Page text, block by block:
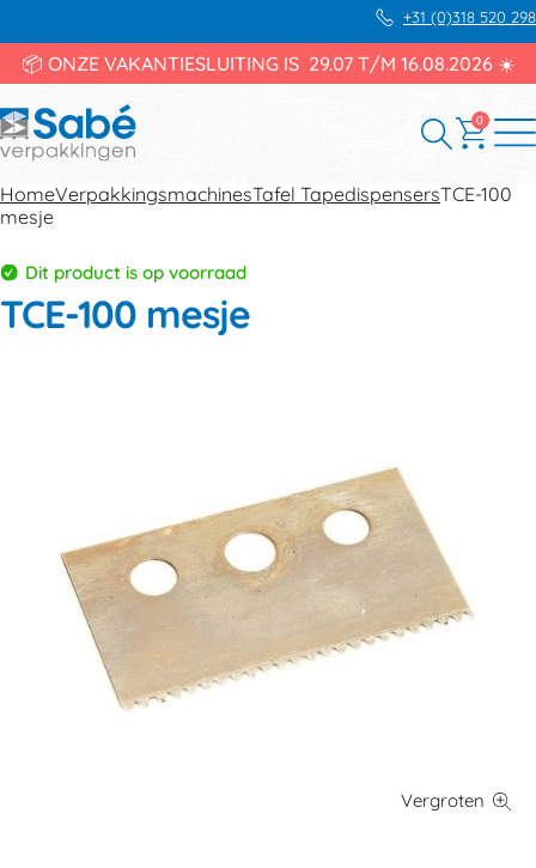
+31 (0)318 520 298
📦 ONZE VAKANTIESLUITING IS 29.07 T/M 16.08.2026 ☀️
0
HomeVerpakkingsmachinesTafel TapedispensersTCE-100
mesje
Dit product is op voorraad
TCE-100 mesje